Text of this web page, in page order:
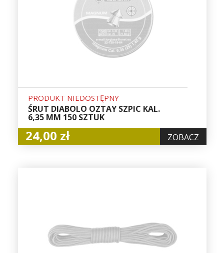
PRODUKT NIEDOSTĘPNY
ŚRUT DIABOLO OZTAY SZPIC KAL.
6,35 MM 150 SZTUK
24,00 zł ZOBACZ